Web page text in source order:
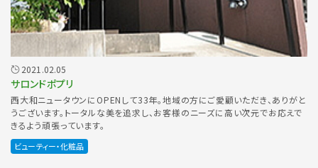
2021.02.05
サロンドポプリ
西大和ニュータウンにOPENして33年。地域の方にご愛顧いただき、ありがと
うございます。トータルな美を追求し、お客様のニーズに高い次元でお応えで
きるよう頑張っています。
ビューティー・化粧品